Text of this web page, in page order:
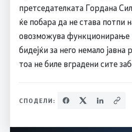
претседателката Гордана
ќе побара да не става потпи
овозможува функционирање
бидејќи за него немало јавна
тоа не биле вградени сите
СПОДЕЛИ: